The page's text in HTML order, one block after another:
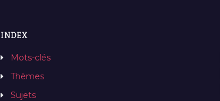
INDEX
Mots-clés
Thèmes
Sujets